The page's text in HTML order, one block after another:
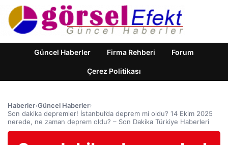
Güncel Haberler Firma Rehberi Forum
Çerez Politikası
Haberler›Güncel Haberler›
Son dakika depremler! İstanbul’da deprem mi oldu? 14 Ekim 2025
nerede, ne zaman deprem oldu? – Son Dakika Türkiye Haberleri